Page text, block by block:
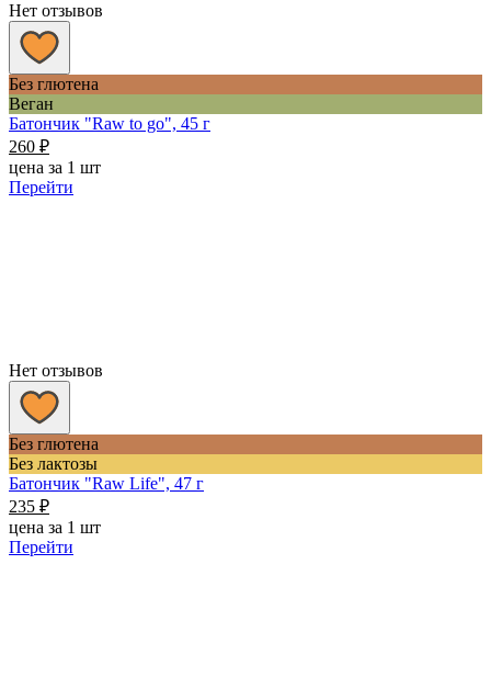
Нет отзывов
Без глютена
Веган
Батончик "Raw to go", 45 г
260 ₽
цена за 1 шт
Перейти
Нет отзывов
Без глютена
Без лактозы
Батончик "Raw Life", 47 г
235 ₽
цена за 1 шт
Перейти